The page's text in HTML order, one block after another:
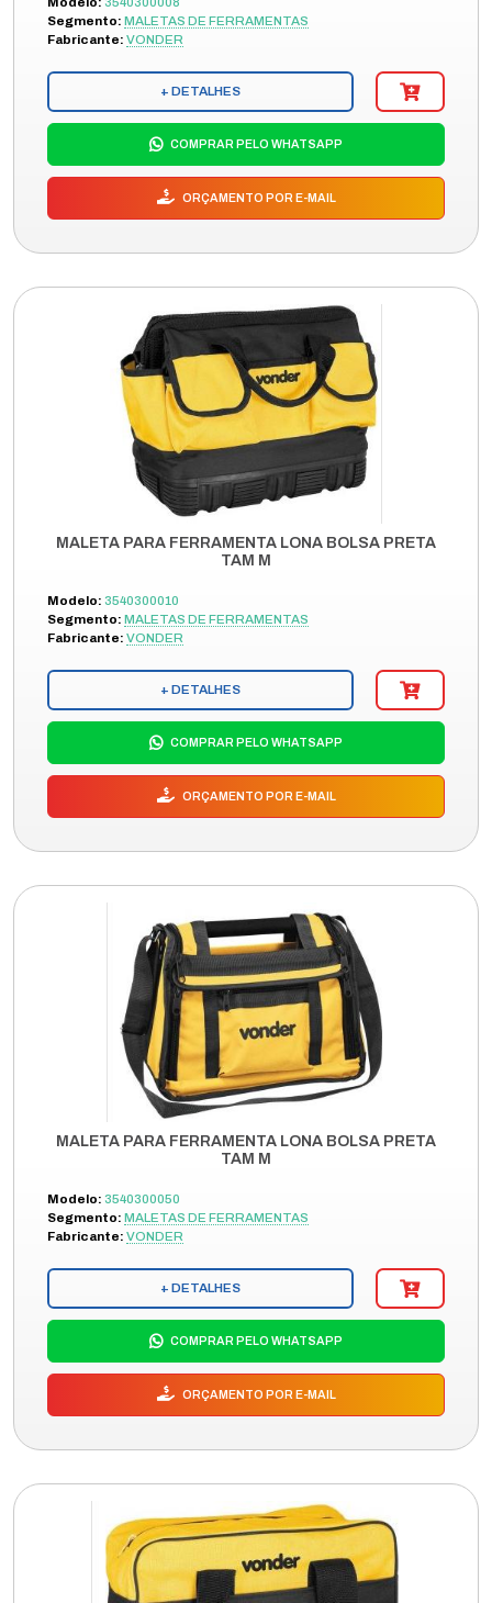
Segmento: MALETAS DE FERRAMENTAS
Fabricante: VONDER
+ DETALHES
COMPRAR PELO WHATSAPP
ORÇAMENTO POR E-MAIL
MALETA PARA FERRAMENTA LONA BOLSA PRETA
TAM M
Modelo: 3540300010
Segmento: MALETAS DE FERRAMENTAS
Fabricante: VONDER
+ DETALHES
COMPRAR PELO WHATSAPP
ORÇAMENTO POR E-MAIL
MALETA PARA FERRAMENTA LONA BOLSA PRETA
TAM M
Modelo: 3540300050
Segmento: MALETAS DE FERRAMENTAS
Fabricante: VONDER
+ DETALHES
COMPRAR PELO WHATSAPP
ORÇAMENTO POR E-MAIL